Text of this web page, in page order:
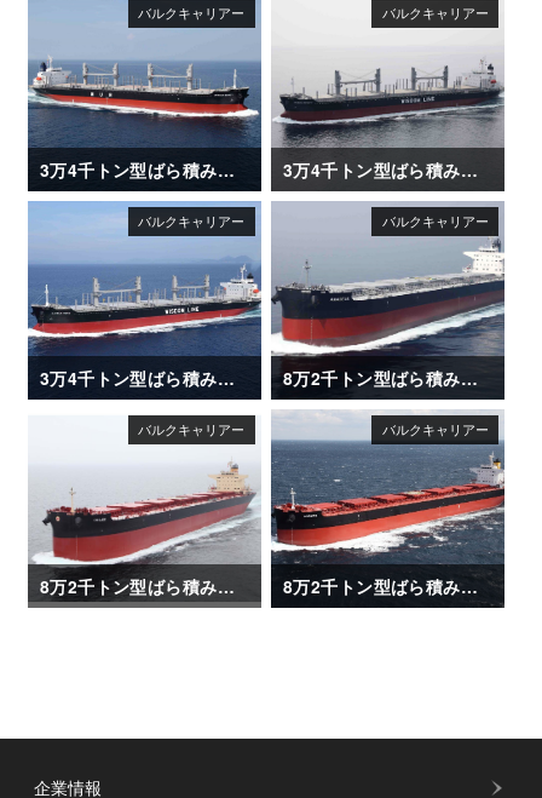
3万4千トン型ばら積み運搬船「AFRICAN EGRET」 3万4千トン型ばら積み運搬船「DAIWAN INFINITY」
3万4千トン型ばら積み運搬船「DAIWAN HERO」 8万2千トン型ばら積み運搬船「AMADEUS」
8万2千トン型ばら積み運搬船「CHLOE」 8万2千トン型ばら積み運搬船「CORATO」
企業情報